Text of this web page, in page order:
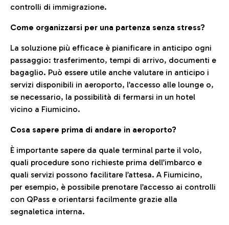
controlli di immigrazione.
Come organizzarsi per una partenza senza stress?
La soluzione più efficace è pianificare in anticipo ogni
passaggio: trasferimento, tempi di arrivo, documenti e
bagaglio. Può essere utile anche valutare in anticipo i
servizi disponibili in aeroporto, l’accesso alle lounge o,
se necessario, la possibilità di fermarsi in un hotel
vicino a Fiumicino.
Cosa sapere prima di andare in aeroporto?
È importante sapere da quale terminal parte il volo,
quali procedure sono richieste prima dell’imbarco e
quali servizi possono facilitare l’attesa. A Fiumicino,
per esempio, è possibile prenotare l’accesso ai controlli
con QPass e orientarsi facilmente grazie alla
segnaletica interna.